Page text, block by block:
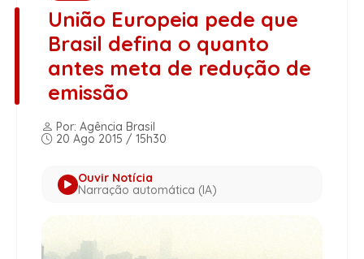
União Europeia pede que
Brasil defina o quanto
antes meta de redução de
emissão
Por: Agência Brasil
20 Ago 2015 / 15h30
Ouvir Notícia
Narração automática (IA)